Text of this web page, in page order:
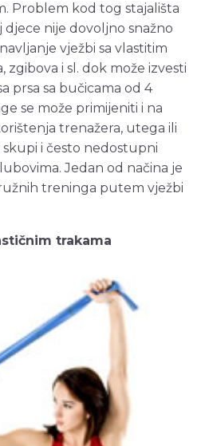
Problem kod tog stajališta
nije dovoljno snažno
vježbi sa vlastitim
i sl. dok može izvesti
prsa sa bučicama od 4
se može primijeniti i na
trenažera, utega ili
i često nedostupni
Jedan od načina je
treninga putem vježbi
trakama